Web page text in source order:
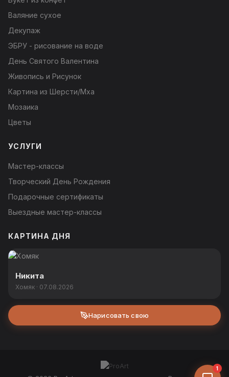
Валяние сухое
Декупаж
ЭБРУ - рисование на воде
День Святого Валентина
Живопись и Рисунок
Картина из Шерсти/Мха
Мозаика
Цветы
УСЛУГИ
Мастер-классы
Творческий День Рождения
Подарочные сертификаты
Выездные мастер-классы
КАРТИНА ДНЯ
Никита
Хомяк · 07.08.2026
Нарисовать свою
1